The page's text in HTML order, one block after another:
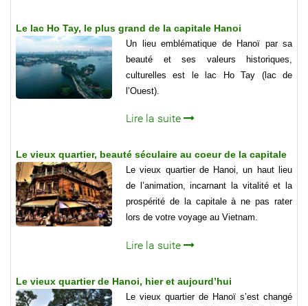
Le lac Ho Tay, le plus grand de la capitale Hanoi
Un lieu emblématique de Hanoï par sa
beauté et ses valeurs historiques,
culturelles est le lac Ho Tay (lac de
l’Ouest).
Lire la suite
Le vieux quartier, beauté séculaire au coeur de la capitale
Le vieux quartier de Hanoi, un haut lieu
de l’animation, incarnant la vitalité et la
prospérité de la capitale à ne pas rater
lors de votre voyage au Vietnam.
Lire la suite
Le vieux quartier de Hanoi, hier et aujourd’hui
Le vieux quartier de Hanoï s’est changé